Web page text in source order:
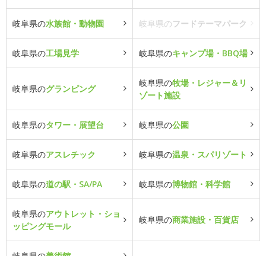
岐阜県の水族館・動物園 岐阜県のフードテーマパーク
岐阜県の工場見学 岐阜県のキャンプ場・BBQ場
岐阜県のグランピング
岐阜県の牧場・レジャー＆リ
ゾート施設
岐阜県のタワー・展望台 岐阜県の公園
岐阜県のアスレチック 岐阜県の温泉・スパリゾート
岐阜県の道の駅・SA/PA 岐阜県の博物館・科学館
岐阜県のアウトレット・ショ
ッピングモール
岐阜県の商業施設・百貨店